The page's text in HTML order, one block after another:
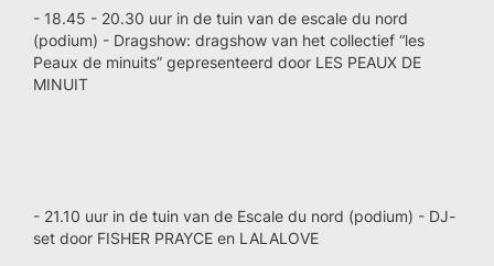
- 18.45 - 20.30 uur in de tuin van de escale du nord
(podium) - Dragshow: dragshow van het collectief “les
Peaux de minuits” gepresenteerd door LES PEAUX DE
MINUIT
- 21.10 uur in de tuin van de Escale du nord (podium) - DJ-
set door FISHER PRAYCE en LALALOVE